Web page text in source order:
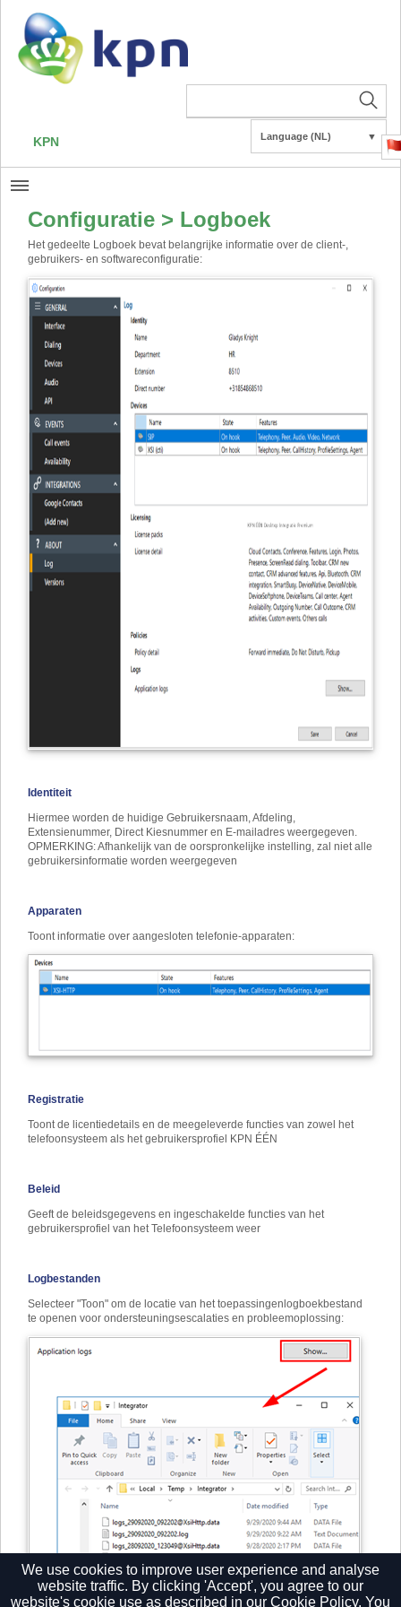
KPN Language (NL) ▼
Configuratie > Logboek
Het gedeelte Logboek bevat belangrijke informatie over de client-,
gebruikers- en softwareconfiguratie:
Identiteit
Hiermee worden de huidige Gebruikersnaam, Afdeling,
Extensienummer, Direct Kiesnummer en E-mailadres weergegeven.
OPMERKING: Afhankelijk van de oorspronkelijke instelling, zal niet alle
gebruikersinformatie worden weergegeven
Apparaten
Toont informatie over aangesloten telefonie-apparaten:
Registratie
Toont de licentiedetails en de meegeleverde functies van zowel het
telefoonsysteem als het gebruikersprofiel KPN ÉÉN
Beleid
Geeft de beleidsgegevens en ingeschakelde functies van het
gebruikersprofiel van het Telefoonsysteem weer
Logbestanden
Selecteer "Toon" om de locatie van het toepassingenlogboekbestand
te openen voor ondersteuningsescalaties en probleemoplossing:
We use cookies to improve user experience and analyse
website traffic. By clicking 'Accept', you agree to our
website's cookie use as described in our Cookie Policy. You